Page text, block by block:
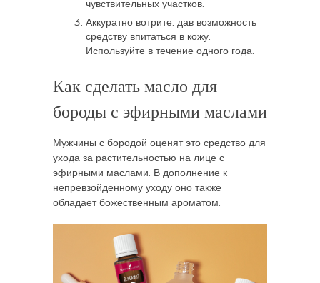
чувствительных участков.
Аккуратно вотрите, дав возможность
средству впитаться в кожу.
Используйте в течение одного года.
Как сделать масло для
бороды с эфирными маслами
Мужчины с бородой оценят это средство для
ухода за растительностью на лице с
эфирными маслами. В дополнение к
непревзойденному уходу оно также
обладает божественным ароматом.